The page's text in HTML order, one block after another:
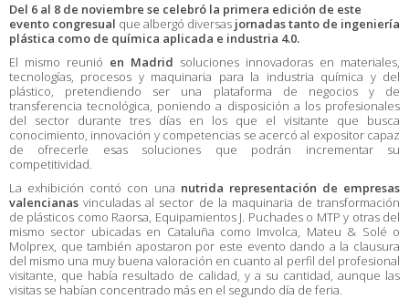
Del 6 al 8 de noviembre se celebró la primera edición de este
evento congresual que albergó diversas jornadas tanto de ingeniería
plástica como de química aplicada e industria 4.0.
El mismo reunió en Madrid soluciones innovadoras en materiales,
tecnologías, procesos y maquinaria para la industria química y del
plástico, pretendiendo ser una plataforma de negocios y de
transferencia tecnológica, poniendo a disposición a los profesionales
del sector durante tres días en los que el visitante que busca
conocimiento, innovación y competencias se acercó al expositor capaz
de ofrecerle esas soluciones que podrán incrementar su
competitividad.
La exhibición contó con una nutrida representación de empresas
valencianas vinculadas al sector de la maquinaria de transformación
de plásticos como Raorsa, Equipamientos J. Puchades o MTP y otras del
mismo sector ubicadas en Cataluña como Imvolca, Mateu & Solé o
Molprex, que también apostaron por este evento dando a la clausura
del mismo una muy buena valoración en cuanto al perfil del profesional
visitante, que había resultado de calidad, y a su cantidad, aunque las
visitas se habían concentrado más en el segundo día de feria.